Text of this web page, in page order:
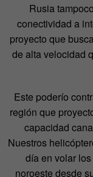
Rusia
conectividad a
proyecto que
de alta velocidad
Este poderío
región que
capacidad
Nuestros
día en volar
noroeste desde